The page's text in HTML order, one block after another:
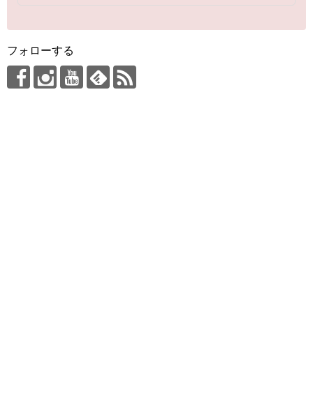
フォローする